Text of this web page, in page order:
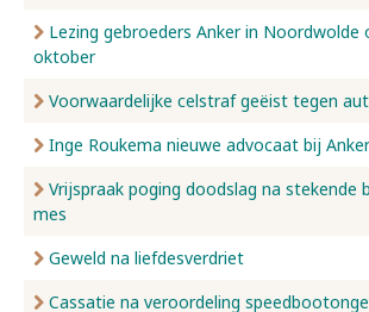
Lezing gebroeders Anker in Noordwolde
oktober
Voorwaardelijke celstraf geëist tegen
Inge Roukema nieuwe advocaat bij
Vrijspraak poging doodslag na stekende
mes
Geweld na liefdesverdriet
Cassatie na veroordeling